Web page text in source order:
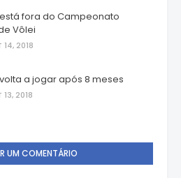
fora do Campeonato
Vôlei
14, 2018
a jogar após 8 meses
13, 2018
UM COMENTÁRIO